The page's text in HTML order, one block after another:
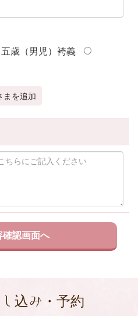
五歳（男児）袴義
まを追加
込み・予約